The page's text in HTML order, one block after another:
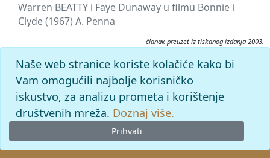
Warren BEATTY i Faye Dunaway u filmu Bonnie i
Clyde (1967) A. Penna
članak preuzet iz tiskanog izdanja 2003.
Citiranje:
Beatty, Warren.
Filmski leksikon (2003), mrežno izdanje.
Leksikografski zavod Miroslav Krleža, 2026. Pristupljeno
6.8.2026. <https://film.lzmk.hr/clanak/beatty-warren>.
Naše web stranice koriste kolačiće kako bi
Vam omogućili najbolje korisničko
iskustvo, za analizu prometa i korištenje
društvenih mreža. Doznaj više.
Prihvati
© 2026Leksikografski zavodMiroslav Krleža